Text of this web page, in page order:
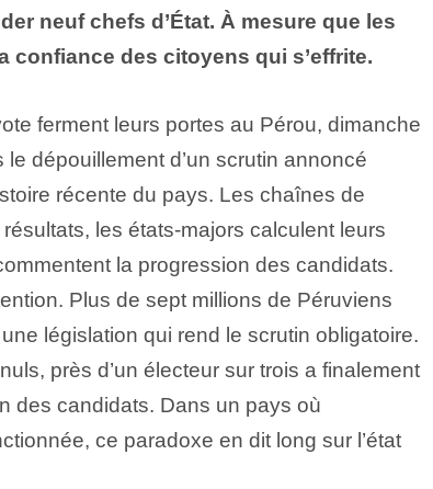
neuf chefs d’État. À mesure que les
confiance des citoyens qui s’effrite.
ferment leurs portes au Pérou, dimanche
dépouillement d’un scrutin annoncé
récente du pays. Les chaînes de
les états-majors calculent leurs
la progression des candidats.
Plus de sept millions de Péruviens
législation qui rend le scrutin obligatoire.
près d’un électeur sur trois a finalement
des candidats. Dans un pays où
ce paradoxe en dit long sur l’état